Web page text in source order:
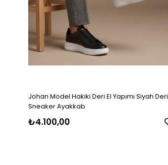
Johan Model Hakiki Deri El Yapımı Siyah Deri
Sneaker Ayakkab
₺4.100,00